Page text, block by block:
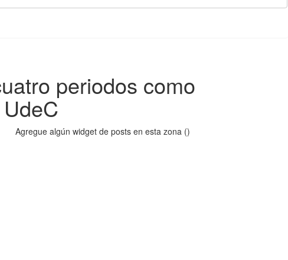
periodos como
Agregue algún widget de posts en esta zona ()